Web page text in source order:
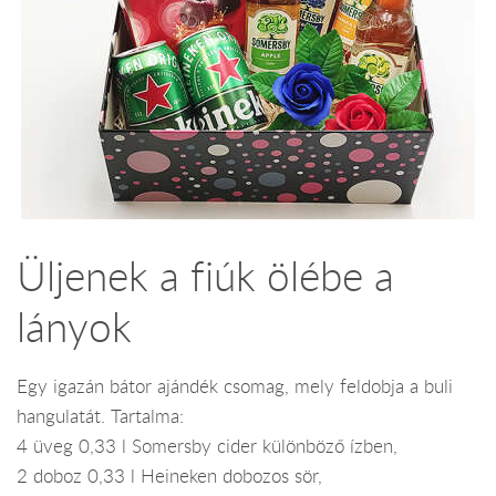
Üljenek a fiúk ölébe a
lányok
Egy igazán bátor ajándék csomag, mely feldobja a buli
hangulatát. Tartalma:
4 üveg 0,33 l Somersby cider különböző ízben,
2 doboz 0,33 l Heineken dobozos sör,